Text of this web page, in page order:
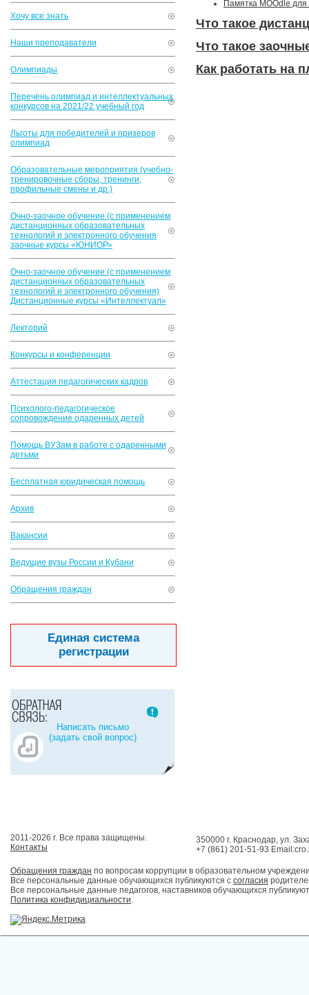
Хочу все знать
Наши преподаватели
Олимпиады
Перечень олимпиад и интеллектуальных
конкурсов на 2021/22 учебный год
Льготы для победителей и призеров
олимпиад
Образовательные мероприятия (учебно-
тренировочные сборы, тренинги,
профильные смены и др.)
Очно-заочное обучение (с применением
дистанционных образовательных
технологий и электронного обучения
заочные курсы «ЮНИОР»
Очно-заочное обучение (с применением
дистанционных образовательных
технологий и электронного обучения)
Дистанционные курсы «Интеллектуал»
Лекторий
Конкурсы и конференции
Аттестация педагогических кадров
Психолого-педагогическое
сопровождение одаренных детей
Помощь ВУЗам в работе с одаренными
детьми
Бесплатная юридическая помощь
Архив
Вакансии
Ведущие вузы России и Кубани
Обращения граждан
Единая система
регистрации
Написать письмо
(задать свой вопрос)
Памятка MOOdle
Что такое
Что такое
Как работать на
2011-2026 г. Все права защищены.
Контакты
350000 г. Краснодар, ул.
+7 (861) 201-51-93
Обращения граждан по вопросам коррупции в образовательном
Все персональные данные обучающихся публикуются с согласия
Все персональные данные педагогов, наставников обучающихся
Политика конфидициальности.